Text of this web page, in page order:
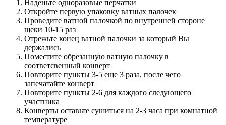
Наденьте одноразовые перчатки
Откройте первую упаковку ватных палочек
Проведите ватной палочкой по внутренней стороне
щеки 10-15 раз
Отрежьте конец ватной палочки за который Вы
держались
Поместите обрезанную ватную палочку в
соответсвенный конверт
Повторите пункты 3-5 еще 3 раза, после чего
запечатайте конверт
Повторите пункты 2-6 для каждого следующего
участника
Конверты оставьте сушиться на 2-3 часа при комнатной
температуре